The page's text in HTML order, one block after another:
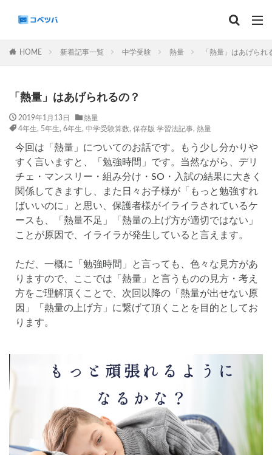
HOME 新着記事一覧 中学受験 熱量 「熱量」はあげられ
「熱量」はあげられるの？
2019年1月13日
熱量
4年生, 5年生, 6年生, 中学受験算数, 保存版 学習法記事, 熱量
今回は「熱量」についてのお話です。もう少し分かりや
すく言いますと、「勉強時間」です。当然ながら、デリ
チェ・マンスリー・組み分け・SO・入試の結果に大きく
関係してきますし、また日々お子様が「もっと勉強すれ
ばいいのに」と思い、保護者様がイライラされているケ
ースも、「熱量不足」「熱量の上げ方が適切ではない」
ことが原因で、イライラが発生していると言えます。
ただ、一概に「勉強時間」と言っても、色々な見方があ
りますので、ここでは「熱量」と言うものの見方・考え
方をご理解頂くことで、次回以降の「熱量が出せない原
因」「熱量の上げ方」に繋げて頂くことを目的としてお
ります。
カテゴリー
タグ
算数 理科 3年生 後期(9月~11月)
サピックス 予習シリーズ 四谷大塚
早稲田アカデミー 英進館 中学受験算数
6年生 5年生 4年生 入試分析・志望校別対策
解体新書 保存版 学習法記事 テスト速報
学習相談への回答 コベツバradio（音声コンテンツ）
各No(ナンバー)についての話 ケアレスミス
SAPIXデイリーチェック
SAPIXマンスリー確認/復習テスト SAPIX組分けテスト
四谷大塚公開組分けテスト 四谷大塚合不合判定テスト
夏期(7〜8月) 後期(9月〜11月)
冬期(12月〜1月) サピックステキスト解説・対策
予習シリーズテキスト解説・対策 コベツバweb授業